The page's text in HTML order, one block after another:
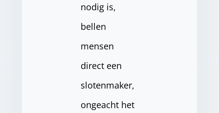
nodig is,
bellen
mensen
direct een
slotenmaker,
ongeacht het